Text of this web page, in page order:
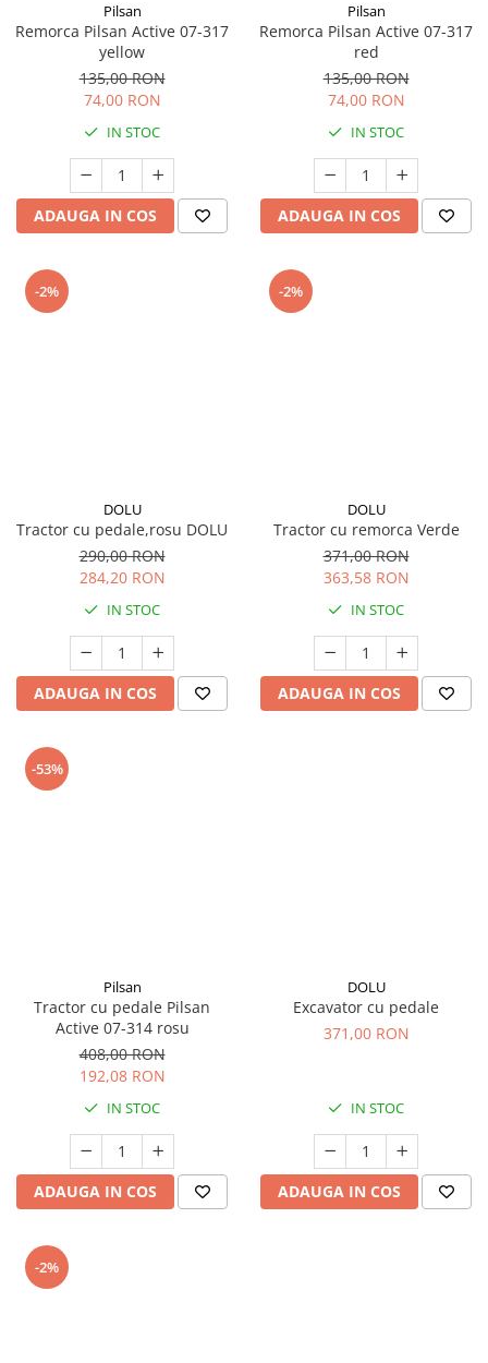
Pilsan
Remorca Pilsan Active 07-317
yellow
135,00 RON
74,00 RON
IN STOC
ADAUGA IN COS
Pilsan
Remorca Pilsan Active 07-317
red
135,00 RON
74,00 RON
IN STOC
ADAUGA IN COS
-2%
DOLU
Tractor cu pedale,rosu DOLU
290,00 RON
284,20 RON
IN STOC
ADAUGA IN COS
-2%
DOLU
Tractor cu remorca Verde
371,00 RON
363,58 RON
IN STOC
ADAUGA IN COS
-53%
Pilsan
Tractor cu pedale Pilsan
Active 07-314 rosu
408,00 RON
192,08 RON
IN STOC
ADAUGA IN COS
DOLU
Excavator cu pedale
371,00 RON
IN STOC
ADAUGA IN COS
-2%